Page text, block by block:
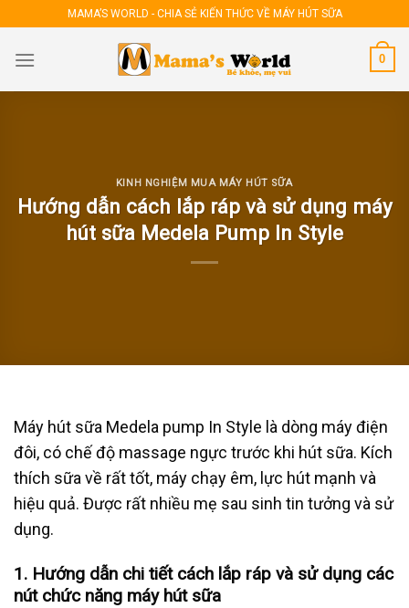
content
MAMA’S WORLD - CHIA SẺ KIẾN THỨC VỀ MÁY HÚT SỮA
0
KINH NGHIỆM MUA MÁY HÚT SỮA
Hướng dẫn cách lắp ráp và sử dụng máy
hút sữa Medela Pump In Style
Máy hút sữa Medela pump In Style là dòng máy điện
đôi, có chế độ massage ngực trước khi hút sữa. Kích
thích sữa về rất tốt, máy chạy êm, lực hút mạnh và
hiệu quả. Được rất nhiều mẹ sau sinh tin tưởng và sử
dụng.
1. Hướng dẫn chi tiết cách lắp ráp và sử dụng các
nút chức năng máy hút sữa